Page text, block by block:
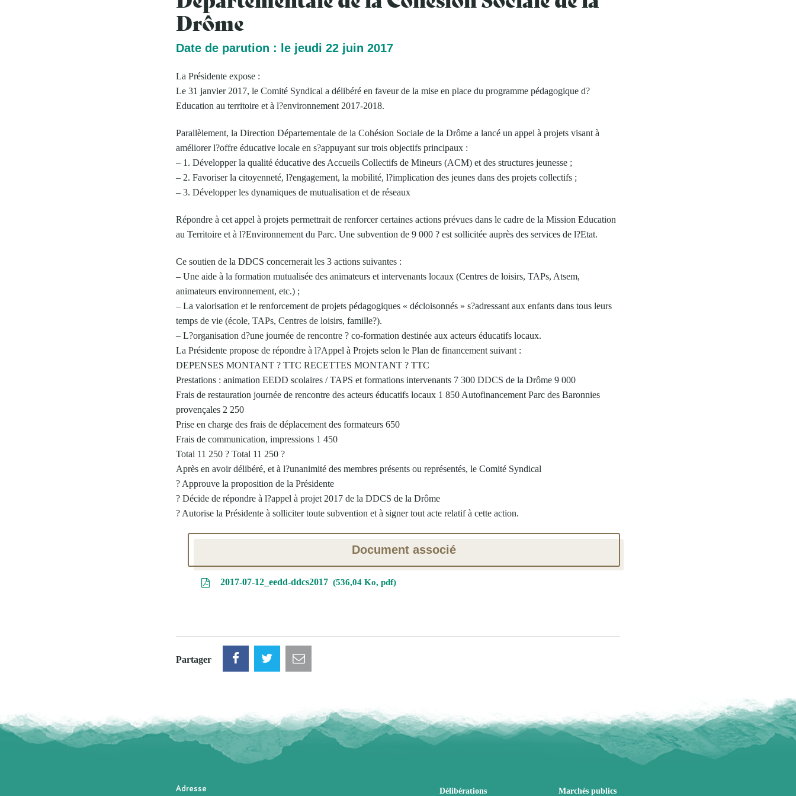
Drôme
Date de parution : le jeudi 22 juin 2017
La Présidente expose :
Le 31 janvier 2017, le Comité Syndical a délibéré en faveur de la mise en place du programme pédagogique d?
Education au territoire et à l?environnement 2017-2018.
Parallèlement, la Direction Départementale de la Cohésion Sociale de la Drôme a lancé un appel à projets visant à
améliorer l?offre éducative locale en s?appuyant sur trois objectifs principaux :
– 1. Développer la qualité éducative des Accueils Collectifs de Mineurs (ACM) et des structures jeunesse ;
– 2. Favoriser la citoyenneté, l?engagement, la mobilité, l?implication des jeunes dans des projets collectifs ;
– 3. Développer les dynamiques de mutualisation et de réseaux
Répondre à cet appel à projets permettrait de renforcer certaines actions prévues dans le cadre de la Mission Education
au Territoire et à l?Environnement du Parc. Une subvention de 9 000 ? est sollicitée auprès des services de l?Etat.
Ce soutien de la DDCS concernerait les 3 actions suivantes :
– Une aide à la formation mutualisée des animateurs et intervenants locaux (Centres de loisirs, TAPs, Atsem,
animateurs environnement, etc.) ;
– La valorisation et le renforcement de projets pédagogiques « décloisonnés » s?adressant aux enfants dans tous leurs
temps de vie (école, TAPs, Centres de loisirs, famille?).
– L?organisation d?une journée de rencontre ? co-formation destinée aux acteurs éducatifs locaux.
La Présidente propose de répondre à l?Appel à Projets selon le Plan de financement suivant :
DEPENSES MONTANT ? TTC RECETTES MONTANT ? TTC
Prestations : animation EEDD scolaires / TAPS et formations intervenants 7 300 DDCS de la Drôme 9 000
Frais de restauration journée de rencontre des acteurs éducatifs locaux 1 850 Autofinancement Parc des Baronnies
provençales 2 250
Prise en charge des frais de déplacement des formateurs 650
Frais de communication, impressions 1 450
Total 11 250 ? Total 11 250 ?
Après en avoir délibéré, et à l?unanimité des membres présents ou représentés, le Comité Syndical
? Approuve la proposition de la Présidente
? Décide de répondre à l?appel à projet 2017 de la DDCS de la Drôme
? Autorise la Présidente à solliciter toute subvention et à signer tout acte relatif à cette action.
Document associé
2017-07-12_eedd-ddcs2017 536,04 Ko, pdf
Partager
Adresse Délibérations
Marchés publics